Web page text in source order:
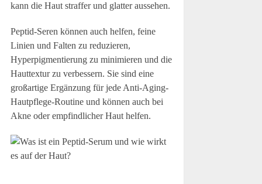
kann die Haut straffer und glatter aussehen.
Peptid-Seren können auch helfen, feine
Linien und Falten zu reduzieren,
Hyperpigmentierung zu minimieren und die
Hauttextur zu verbessern. Sie sind eine
großartige Ergänzung für jede Anti-Aging-
Hautpflege-Routine und können auch bei
Akne oder empfindlicher Haut helfen.